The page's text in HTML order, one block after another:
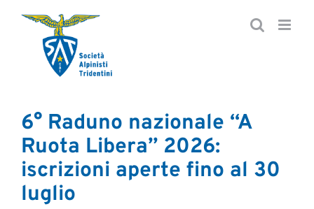
contenuto
6° Raduno nazionale “A
Ruota Libera” 2026:
iscrizioni aperte fino al 30
luglio